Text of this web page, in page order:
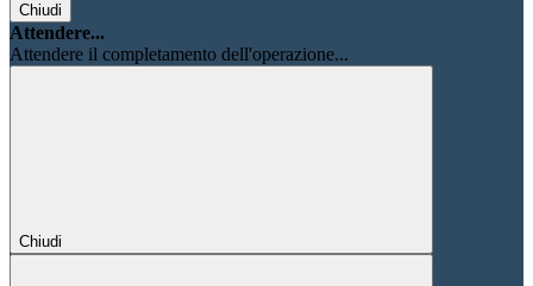
Chiudi
Attendere...
Attendere il completamento dell'operazione...
Chiudi